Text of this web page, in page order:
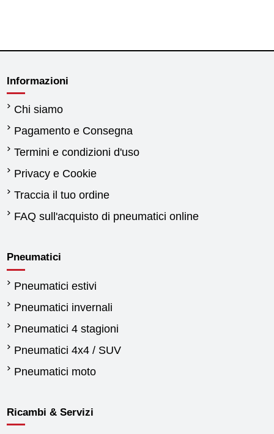
Informazioni
Chi siamo
Pagamento e Consegna
Termini e condizioni d'uso
Privacy e Cookie
Traccia il tuo ordine
FAQ sull'acquisto di pneumatici online
Pneumatici
Pneumatici estivi
Pneumatici invernali
Pneumatici 4 stagioni
Pneumatici 4x4 / SUV
Pneumatici moto
Ricambi & Servizi